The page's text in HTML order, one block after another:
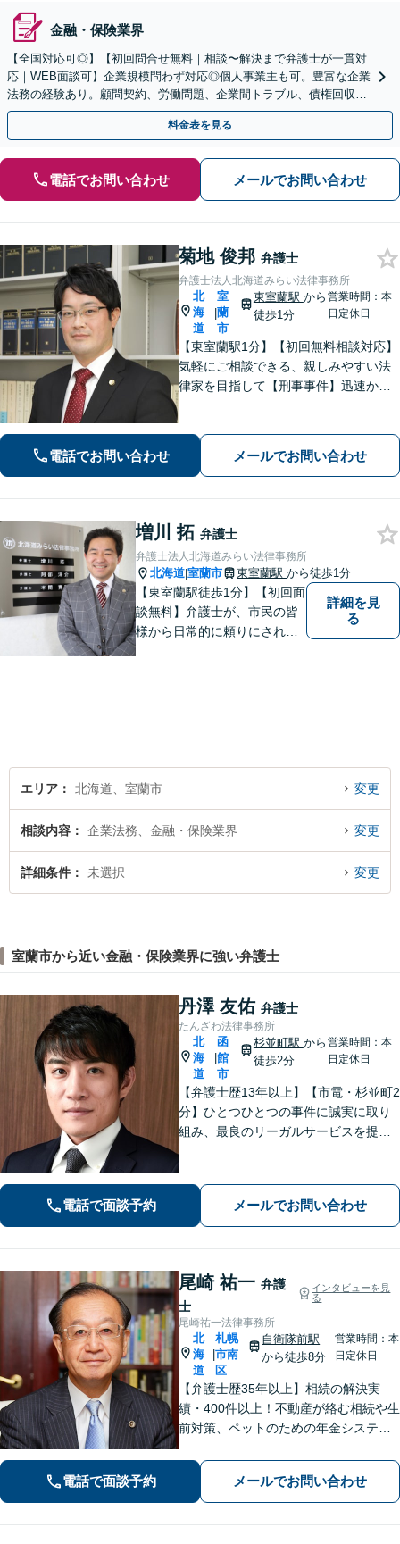
金融・保険業界
【全国対応可◎】【初回問合せ無料｜相談〜解決まで弁護士が一貫対
応｜WEB面談可】企業規模問わず対応◎個人事業主も可。豊富な企業
法務の経験あり。顧問契約、労働問題、企業間トラブル、債権回収、
契約書のリーガルチェック等、サポートします。
料金表を見る
電話でお問い合わせ メールでお問い合わせ
菊地 俊邦 弁護士
弁護士法人北海道みらい法律事務所
北
海
道
|
室
蘭
市
東室蘭駅 から
徒歩1分
営業時間：本
日定休日
【東室蘭駅1分】【初回無料相談対応】
気軽にご相談できる、親しみやすい法
律家を目指して【刑事事件】迅速かつ
ご家族の安全と安心を守りつつ、将来
を見据えた解決をご提案【完全個室で
電話でお問い合わせ メールでお問い合わせ
増川 拓 弁護士
弁護士法人北海道みらい法律事務所
北海道|室蘭市 東室蘭駅 から徒歩1分
【東室蘭駅徒歩1分】【初回面
談無料】弁護士が、市民の皆
様から日常的に頼りにされる
詳細を見
る
エリア 北海道、室蘭市 変更
相談内容 企業法務、金融・保険業界 変更
詳細条件 未選択 変更
室蘭市から近い金融・保険業界に強い弁護士
丹澤 友佑 弁護士
たんざわ法律事務所
北
海
道
|
函
館
市
杉並町駅 から
徒歩2分
営業時間：本
日定休日
【弁護士歴13年以上】【市電・杉並町2
分】ひとつひとつの事件に誠実に取り
組み、最良のリーガルサービスを提供
し、地域に信頼される事務所を目指し
ます。【初回面談無料】【夜間・休日
対応可能】
電話で面談予約 メールでお問い合わせ
尾崎 祐一 弁護
士
インタビューを見
る
尾崎祐一法律事務所
北
海
道
札幌
市南
区
自衛隊前駅
から徒歩8分
営業時間：本
日定休日
【弁護士歴35年以上】相続の解決実
績・400件以上！不動産が絡む相続や生
前対策、ペットのための年金システム
金・刑事事件・不動産トラブルなど幅
広く対応。依頼者の背景に潜む原因を
しっかり把握することを心がけていま
す。
電話で面談予約 メールでお問い合わせ